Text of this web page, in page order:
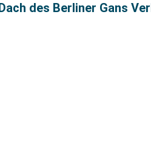
des Berliner Gans